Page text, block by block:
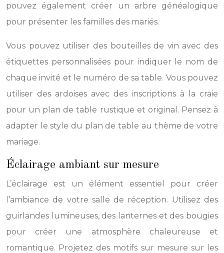
pouvez également créer un arbre généalogique
pour présenter les familles des mariés.
Vous pouvez utiliser des bouteilles de vin avec des
étiquettes personnalisées pour indiquer le nom de
chaque invité et le numéro de sa table. Vous pouvez
utiliser des ardoises avec des inscriptions à la craie
pour un plan de table rustique et original. Pensez à
adapter le style du plan de table au thème de votre
mariage.
Éclairage ambiant sur mesure
L’éclairage est un élément essentiel pour créer
l’ambiance de votre salle de réception. Utilisez des
guirlandes lumineuses, des lanternes et des bougies
pour créer une atmosphère chaleureuse et
romantique. Projetez des motifs sur mesure sur les